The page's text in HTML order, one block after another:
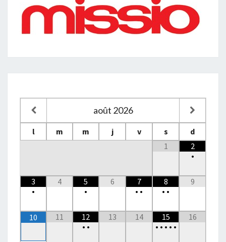
août 2026
l m m j v s
d
1
2
•
3
•
4
5
•
6
7
• •
8
• •
9
10 11
12
• •
13 14
15
• • • • •
16